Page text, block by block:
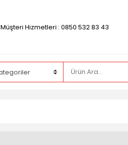
Müşteri Hizmetleri : 0850 532 83 43